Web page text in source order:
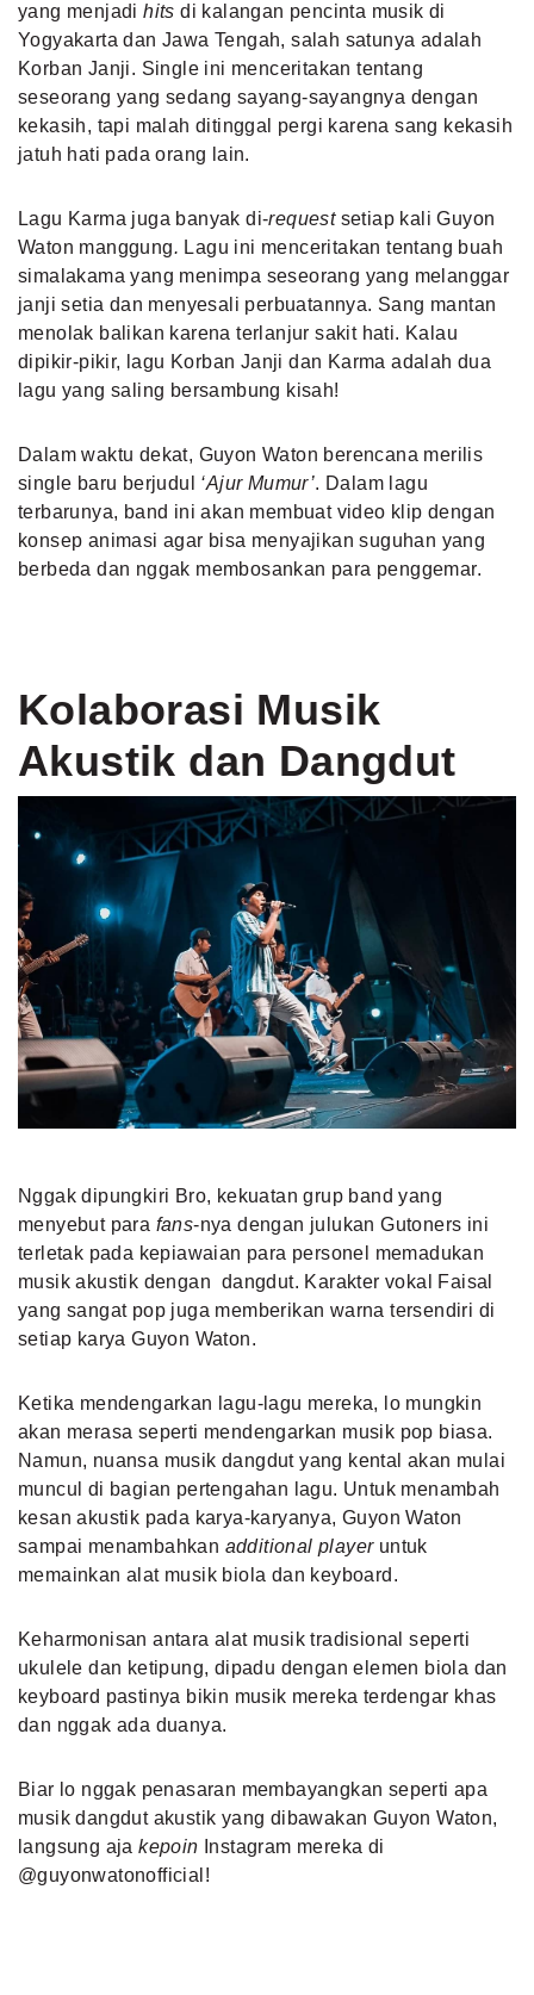
yang menjadihitsdi kalangan pencinta musik di
Yogyakarta dan Jawa Tengah, salah satunya adalah
Korban Janji. Single ini menceritakan tentang
seseorang yang sedang sayang-sayangnya dengan
kekasih, tapi malah ditinggal pergi karena sang kekasih
jatuh hati pada orang lain.
Lagu Karma juga banyak di-request setiap kali Guyon
Waton manggung. Lagu ini menceritakan tentang buah
simalakama yang menimpa seseorang yang melanggar
janji setia dan menyesali perbuatannya. Sang mantan
menolak balikan karenaterlanjur sakit hati. Kalau
dipikir-pikir, lagu Korban Janji dan Karma adalah dua
lagu yang saling bersambung kisah!
Dalam waktu dekat, Guyon Waton berencana merilis
single baru berjudul ‘Ajur Mumur’. Dalam lagu
terbarunya, band ini akan membuat video klip dengan
konsep animasi agar bisa menyajikan suguhan yang
berbeda dan nggak membosankan para penggemar.
Kolaborasi Musik
Akustik dan Dangdut
Nggak dipungkiri Bro, kekuatan grup band yang
menyebut para fans-nya dengan julukan Gutoners ini
terletak pada kepiawaian para personel memadukan
musik akustik dengan dangdut. Karakter vokal Faisal
yang sangat pop juga memberikan warna tersendiri di
setiap karya Guyon Waton.
Ketika mendengarkan lagu-lagu mereka, lo mungkin
akan merasa seperti mendengarkan musik pop biasa.
Namun, nuansa musik dangdut yang kental akan mulai
muncul di bagian pertengahan lagu. Untuk menambah
kesan akustik pada karya-karyanya, Guyon Waton
sampai menambahkan additional playeruntuk
memainkan alat musik biola dan keyboard.
Keharmonisan antara alat musik tradisional seperti
ukulele dan ketipung, dipadu dengan elemen biola dan
keyboard pastinya bikin musik mereka terdengar khas
dan nggak ada duanya.
Biar lo nggak penasaran membayangkan seperti apa
musik dangdut akustik yang dibawakan Guyon Waton,
langsung ajakepoin Instagram mereka di
@guyonwatonofficial !